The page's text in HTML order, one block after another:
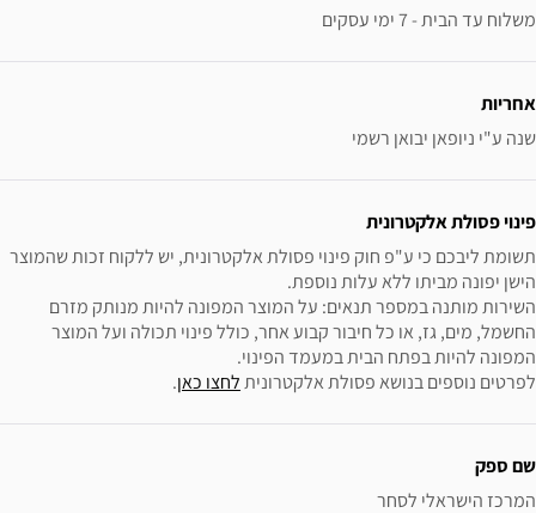
משלוח עד הבית - 7 ימי עסקים
אחריות
שנה ע"י ניופאן יבואן רשמי
פינוי פסולת אלקטרונית
לפרטים נוספים בנושא פסולת אלקטרונית לחצו כאן.
שם ספק
המרכז הישראלי לסחר